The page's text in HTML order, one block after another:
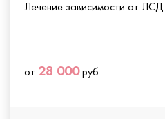
Лечение зависимости от ЛСД
от 28 000руб